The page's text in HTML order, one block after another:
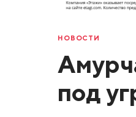
НОВОСТИ
под